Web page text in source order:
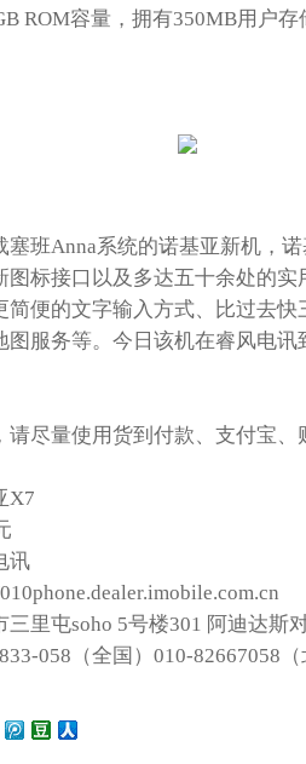
ROM容量，拥有350MB用户
Anna系统的诺基亚新机，诺
图标接口以及多达五十余处的
简便的文字输入方式、比过去
图服务等。今日该机在睿风电讯
尽量使用货到付款、支付宝、
X7
讯
里屯soho 5号楼301 阿迪达斯
058（全国）010-82667058